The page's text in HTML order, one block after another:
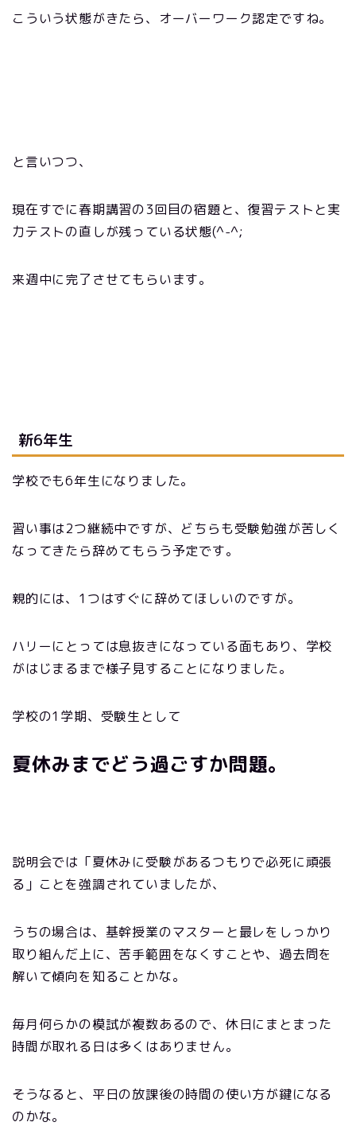
こういう状態がきたら、オーバーワーク認定ですね。
と言いつつ、
現在すでに春期講習の3回目の宿題と、復習テストと実
力テストの直しが残っている状態(^-^;
来週中に完了させてもらいます。
新6年生
学校でも6年生になりました。
習い事は2つ継続中ですが、どちらも受験勉強が苦しく
なってきたら辞めてもらう予定です。
親的には、1つはすぐに辞めてほしいのですが。
ハリーにとっては息抜きになっている面もあり、学校
がはじまるまで様子見することになりました。
学校の1学期、受験生として
夏休みまでどう過ごすか問題。
説明会では「夏休みに受験があるつもりで必死に頑張
る」ことを強調されていましたが、
うちの場合は、基幹授業のマスターと最レをしっかり
取り組んだ上に、苦手範囲をなくすことや、過去問を
解いて傾向を知ることかな。
毎月何らかの模試が複数あるので、休日にまとまった
時間が取れる日は多くはありません。
そうなると、平日の放課後の時間の使い方が鍵になる
のかな。